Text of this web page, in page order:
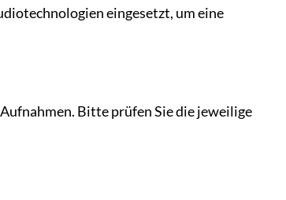
eingesetzt, um eine
Bitte prüfen Sie die jeweilige